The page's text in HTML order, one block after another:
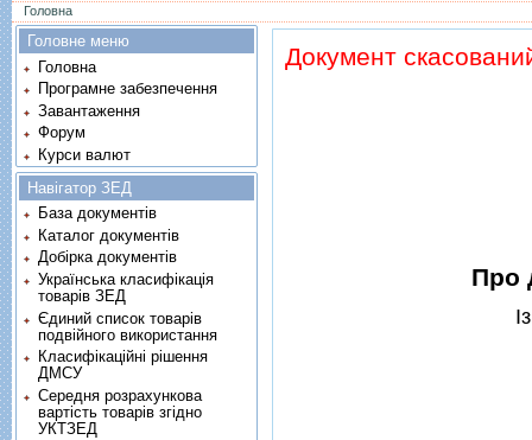
Ви є тут
Головна
Документ
Про
Головне меню
Головна
Програмне забезпечення
Завантаження
Форум
Курси валют
Навігатор ЗЕД
База документів
Каталог документів
Добірка документів
Українська класифікація
товарів ЗЕД
Єдиний список товарів
подвійного використання
Класифікаційні рішення
ДМСУ
Середня розрахункова
вартість товарів згідно
УКТЗЕД